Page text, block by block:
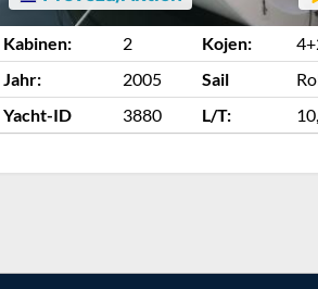
Kabinen: 2 Kojen:
Jahr:
2005 Sail
Yacht-ID
3880 L/T: